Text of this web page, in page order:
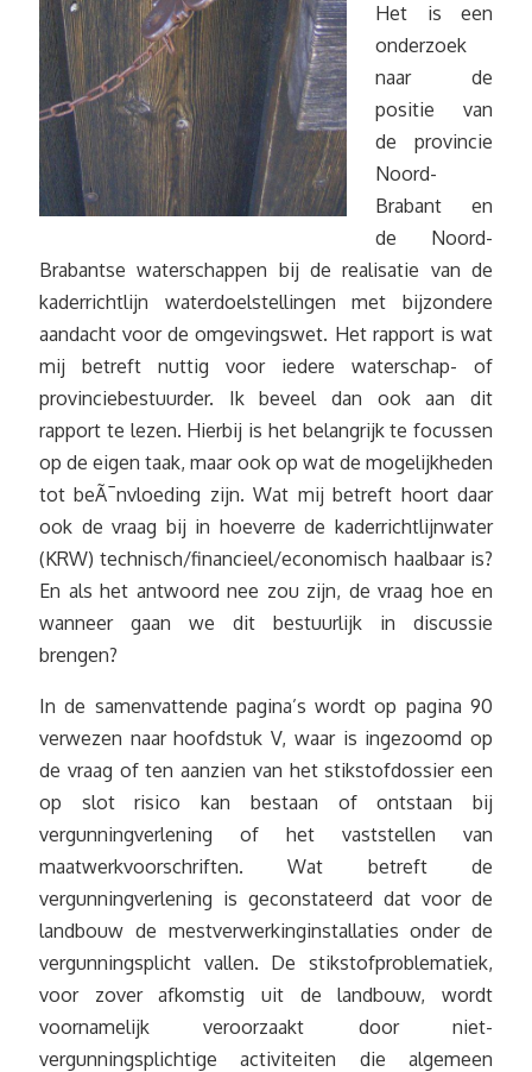
Het is een
onderzoek
naar de
positie van
de provincie
Noord-
Brabant en
de Noord-
Brabantse waterschappen bij de realisatie van de
kaderrichtlijn waterdoelstellingen met bijzondere
aandacht voor de omgevingswet. Het rapport is wat
mij betreft nuttig voor iedere waterschap- of
provinciebestuurder. Ik beveel dan ook aan dit
rapport te lezen. Hierbij is het belangrijk te focussen
op de eigen taak, maar ook op wat de mogelijkheden
tot beÃ¯nvloeding zijn. Wat mij betreft hoort daar
ook de vraag bij in hoeverre de kaderrichtlijnwater
(KRW) technisch/financieel/economisch haalbaar is?
En als het antwoord nee zou zijn, de vraag hoe en
wanneer gaan we dit bestuurlijk in discussie
brengen?
In de samenvattende pagina’s wordt op pagina 90
verwezen naar hoofdstuk V, waar is ingezoomd op
de vraag of ten aanzien van het stikstofdossier een
op slot risico kan bestaan of ontstaan bij
vergunningverlening of het vaststellen van
maatwerkvoorschriften. Wat betreft de
vergunningverlening is geconstateerd dat voor de
landbouw de mestverwerkinginstallaties onder de
vergunningsplicht vallen. De stikstofproblematiek,
voor zover afkomstig uit de landbouw, wordt
voornamelijk veroorzaakt door niet-
vergunningsplichtige activiteiten die algemeen